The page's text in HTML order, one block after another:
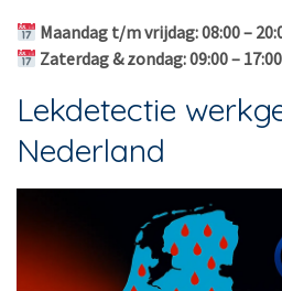
Maandag t/m vrijdag: 08:00 –
Zaterdag & zondag: 09:00 – 17:00
Lekdetectie
Nederland